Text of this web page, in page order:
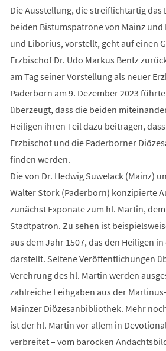
Die Ausstellung, die streiflichtartig das
beiden Bistumspatrone von Mainz
und Liborius, vorstellt, geht auf einen
Erzbischof Dr. Udo Markus Bentz
am Tag seiner Vorstellung als neuer
Paderborn am 9. Dezember 2023
überzeugt, dass die beiden
Heiligen ihren Teil dazu beitragen,
Erzbischof und die Paderborner
finden werden.
Die von Dr. Hedwig Suwelack (Mainz)
Walter Stork (Paderborn) konzipierte
zunächst Exponate zum hl. Martin,
Stadtpatron. Zu sehen ist
aus dem Jahr 1507, das den Heiligen
darstellt. Seltene Veröffentlichungen
Verehrung des hl. Martin werden
zahlreiche Leihgaben aus der
Mainzer Diözesanbibliothek. Mehr
ist der hl. Martin vor allem in
verbreitet – vom barocken